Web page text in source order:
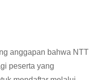
anggapan bahwa NTT
peserta yang